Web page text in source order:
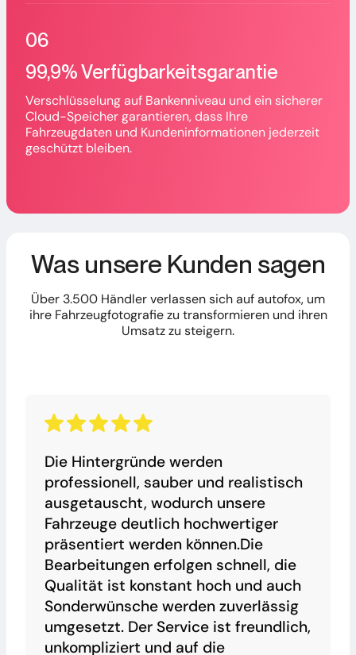
06
99,9% Verfügbarkeitsgarantie
Verschlüsselung auf Bankenniveau und ein sicherer
Cloud-Speicher garantieren, dass Ihre
Fahrzeugdaten und Kundeninformationen jederzeit
geschützt bleiben.
Was unsere Kunden sagen
Über 3.500 Händler verlassen sich auf autofox, um
ihre Fahrzeugfotografie zu transformieren und ihren
Umsatz zu steigern.
Die Hintergründe werden
professionell, sauber und realistisch
ausgetauscht, wodurch unsere
Fahrzeuge deutlich hochwertiger
präsentiert werden können.Die
Bearbeitungen erfolgen schnell, die
Qualität ist konstant hoch und auch
Sonderwünsche werden zuverlässig
umgesetzt. Der Service ist freundlich,
unkompliziert und auf die